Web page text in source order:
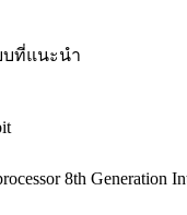
บที่แนะนำ
8th Generation